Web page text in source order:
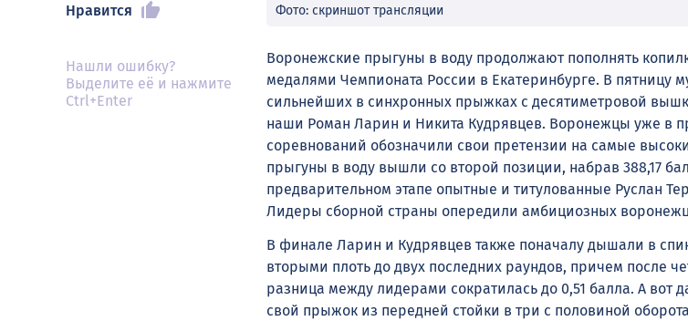
Нравится
Нашли ошибку?
Выделите её и нажмите
Ctrl+Enter
Фото: скриншот трансляции
Воронежские прыгуны в воду продолжают пополнять
медалями Чемпионата России в Екатеринбурге. В пятницу
сильнейших в синхронных прыжках с десятиметровой
наши Роман Ларин и Никита Кудрявцев. Воронежцы уже в
соревнований обозначили свои претензии на самые
прыгуны в воду вышли со второй позиции, набрав 388,17
предварительном этапе опытные и титулованные Руслан
Лидеры сборной страны опередили амбициозных
В финале Ларин и Кудрявцев также поначалу дышали в
вторыми плоть до двух последних раундов, причем после
разница между лидерами сократилась до 0,51 балла. А вот
свой прыжок из передней стойки в три с половиной